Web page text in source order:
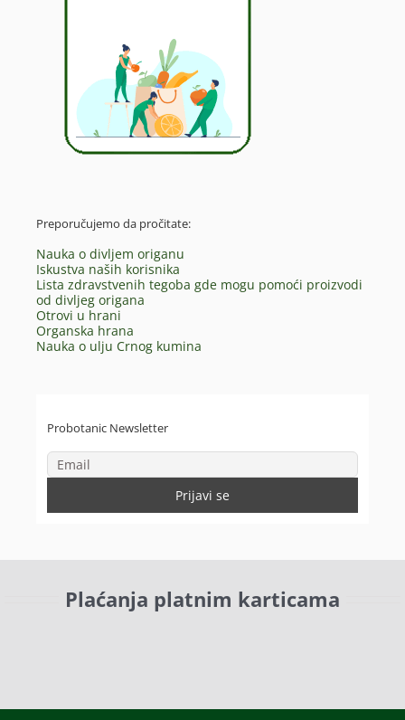
Preporučujemo da pročitate:
Nauka o divljem origanu
Iskustva naših korisnika
Lista zdravstvenih tegoba gde mogu pomoći proizvodi
od divljeg origana
Otrovi u hrani
Organska hrana
Nauka o ulju Crnog kumina
Probotanic Newsletter
Plaćanja platnim karticama